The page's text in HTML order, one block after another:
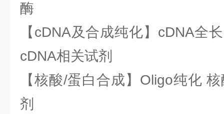
酶
【cDNA及合成纯化】cDNA全
cDNA相关试剂
【核酸/蛋白合成】Oligo纯化
剂